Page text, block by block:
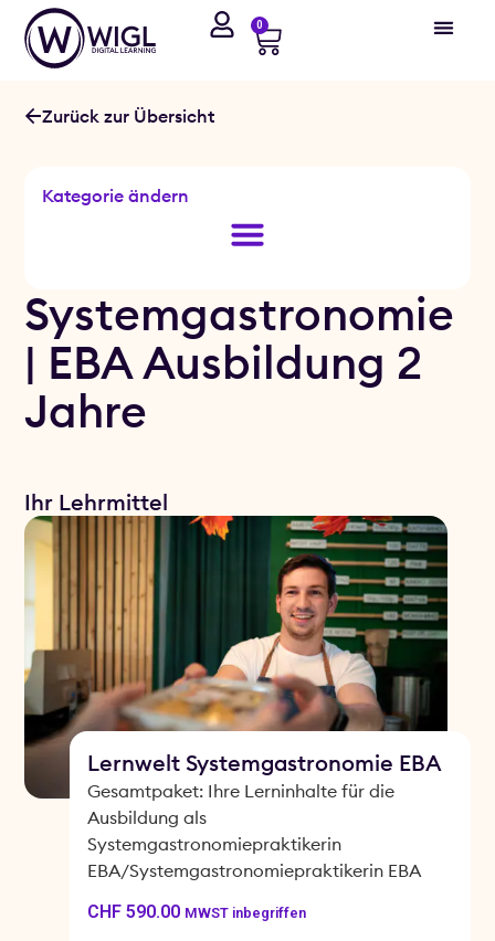
0
Zurück zur Übersicht
Kategorie ändern
Systemgastronomie
| EBA Ausbildung 2
Jahre
Ihr Lehrmittel
Lernwelt Systemgastronomie EBA
Gesamtpaket: Ihre Lerninhalte für die
Ausbildung als
Systemgastronomiepraktikerin
EBA/Systemgastronomiepraktikerin EBA
CHF590.00 MWST inbegriffen